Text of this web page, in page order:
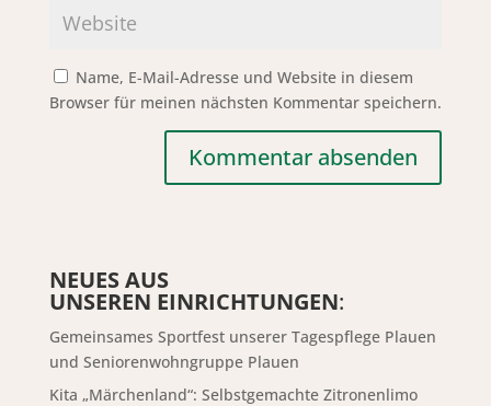
Name, E-Mail-Adresse und Website in diesem
Browser für meinen nächsten Kommentar speichern.
NEUES AUS
UNSEREN EINRICHTUNGEN:
Gemeinsames Sportfest unserer Tagespflege Plauen
und Seniorenwohngruppe Plauen
Kita „Märchenland“: Selbstgemachte Zitronenlimo